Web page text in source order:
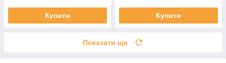
Купити Купити
Показати ще